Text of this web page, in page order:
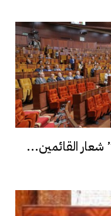
القائمين...